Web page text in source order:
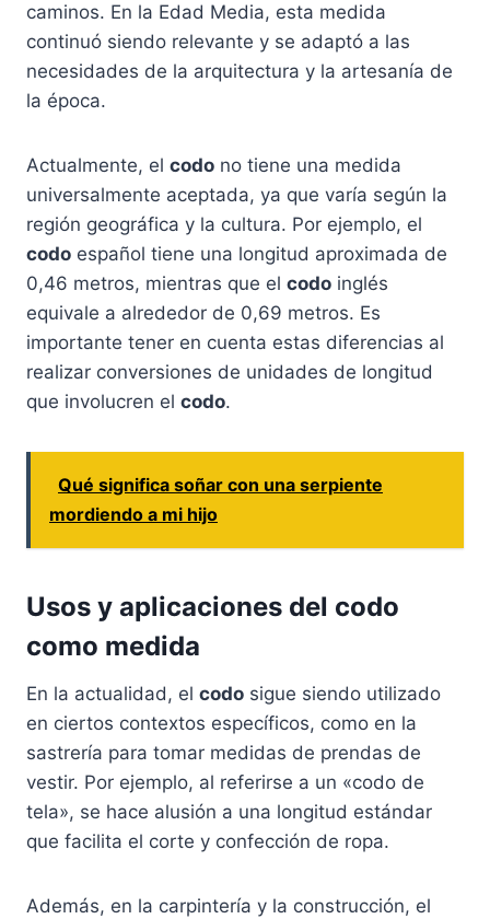
caminos. En la Edad Media, esta medida
continuó siendo relevante y se adaptó a las
necesidades de la arquitectura y la artesanía de
la época.
Actualmente, el codo no tiene una medida
universalmente aceptada, ya que varía según la
región geográfica y la cultura. Por ejemplo, el
codo español tiene una longitud aproximada de
0,46 metros, mientras que el codo inglés
equivale a alrededor de 0,69 metros. Es
importante tener en cuenta estas diferencias al
realizar conversiones de unidades de longitud
que involucren el codo.
Qué significa soñar con una serpiente
mordiendo a mi hijo
Usos y aplicaciones del codo
como medida
En la actualidad, el codo sigue siendo utilizado
en ciertos contextos específicos, como en la
sastrería para tomar medidas de prendas de
vestir. Por ejemplo, al referirse a un «codo de
tela», se hace alusión a una longitud estándar
que facilita el corte y confección de ropa.
Además, en la carpintería y la construcción, el